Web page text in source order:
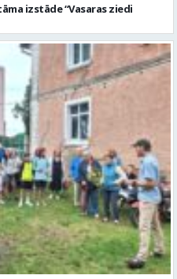
izstāde “Vasaras ziedi